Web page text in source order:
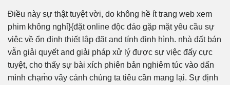
Điều này sự thật tuyệt vời, do không hề ít trang web xem
phim không nghỉ}{đặt online độc đáo gặp mặt yêu cầu sự
việc về ổn định thiết lập đặt and tính định hình. nhà đất bán
vẫn giải quyết and giải pháp xử lý được sự việc đấy cực
tuyệt, cho thấy sự bài xích phiên bản nghiêm túc vào dấn
mình chạm̀o vây cánh chúng ta tiêu cần mang lại. Sự định